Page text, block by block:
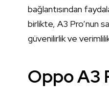
bağlantısından
birlikte, A3 Pro’nun
güvenilirlik ve
Oppo A3